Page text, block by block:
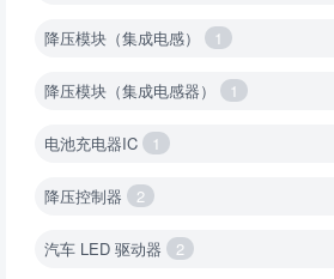
降压模块（集成电感） 1
降压模块（集成电感器） 1
电池充电器IC 1
降压控制器 2
汽车 LED 驱动器 2